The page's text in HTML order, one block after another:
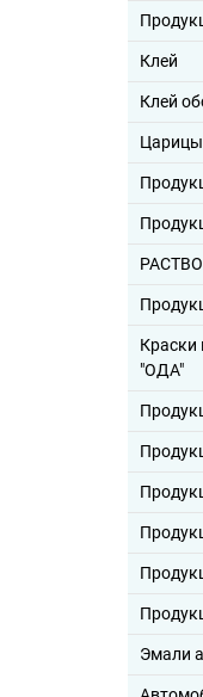
Клей
Клей
Краски
"ОДА"
Эмали